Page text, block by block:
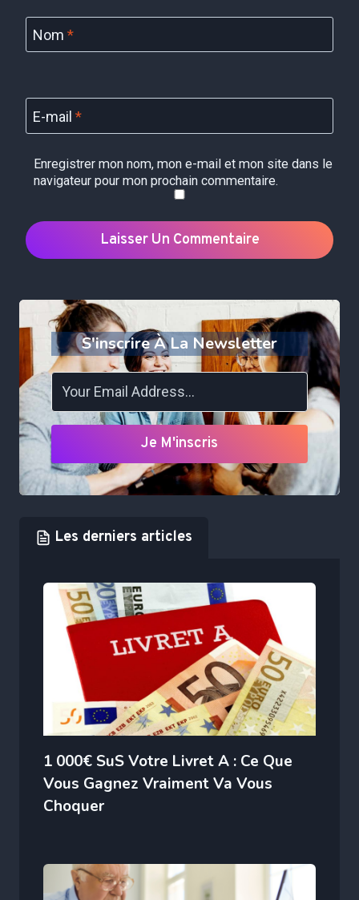
Nom *
E-mail *
Enregistrer mon nom, mon e-mail et mon site dans le
navigateur pour mon prochain commentaire.
S'inscrire À La Newsletter
Je M'inscris
Les derniers articles
1 000€ SuS Votre Livret A : Ce Que
Vous Gagnez Vraiment Va Vous
Choquer